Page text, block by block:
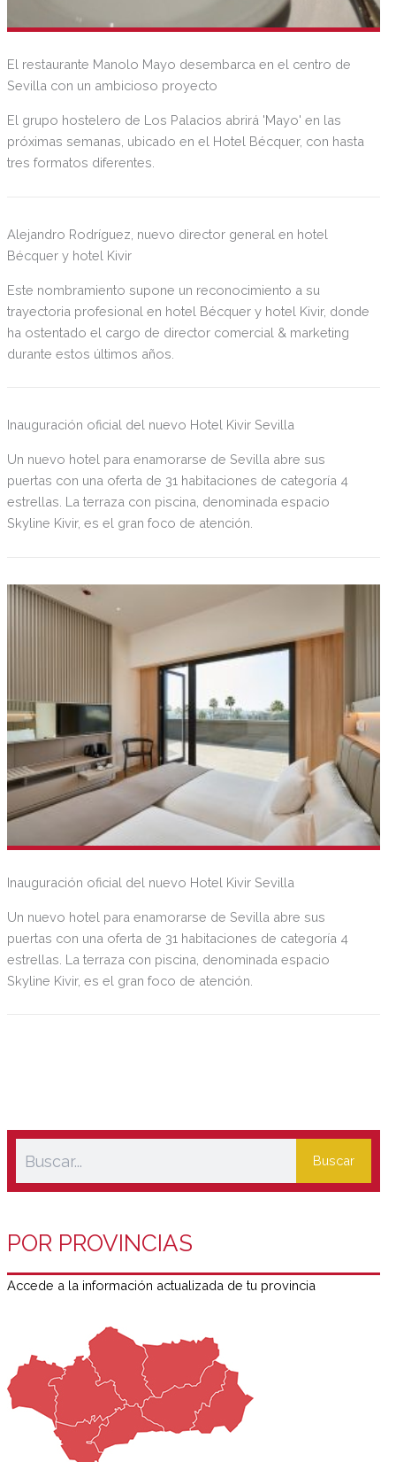
El restaurante Manolo Mayo desembarca en el centro de
Sevilla con un ambicioso proyecto
El grupo hostelero de Los Palacios abrirá 'Mayo' en las
próximas semanas, ubicado en el Hotel Bécquer, con hasta
tres formatos diferentes.
Alejandro Rodríguez, nuevo director general en hotel
Bécquer y hotel Kivir
Este nombramiento supone un reconocimiento a su
trayectoria profesional en hotel Bécquer y hotel Kivir, donde
ha ostentado el cargo de director comercial & marketing
durante estos últimos años.
Inauguración oficial del nuevo Hotel Kivir Sevilla
Un nuevo hotel para enamorarse de Sevilla abre sus
puertas con una oferta de 31 habitaciones de categoría 4
estrellas. La terraza con piscina, denominada espacio
Skyline Kivir, es el gran foco de atención.
Inauguración oficial del nuevo Hotel Kivir Sevilla
Un nuevo hotel para enamorarse de Sevilla abre sus
puertas con una oferta de 31 habitaciones de categoría 4
estrellas. La terraza con piscina, denominada espacio
Skyline Kivir, es el gran foco de atención.
Buscar
POR PROVINCIAS
Accede a la información actualizada de tu provincia